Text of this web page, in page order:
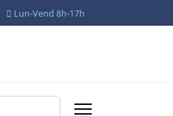
Lun-Vend 8h-17h